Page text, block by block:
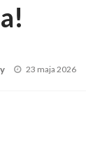
Posted
23 maja 2026